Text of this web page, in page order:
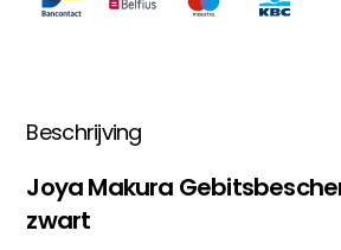
Beschrijving
Joya Makura
zwart